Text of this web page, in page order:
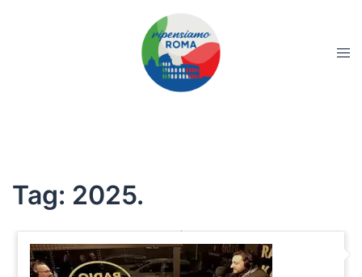
Tag: 2025.